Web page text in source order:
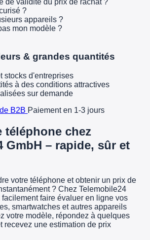
de validité du prix de rachat ?
?
appareils ?
mon modèle ?
& grandes quantités
stocks d'entreprises
à des conditions attractives
sur demande
B2B Paiement en 1-3 jours
téléphone chez
GmbH – rapide, sûr et
votre téléphone et obtenir un prix de
? Chez Telemobile24
faire évaluer en ligne vos
smartwatches et autres appareils
votre modèle, répondez à quelques
recevez une estimation de prix